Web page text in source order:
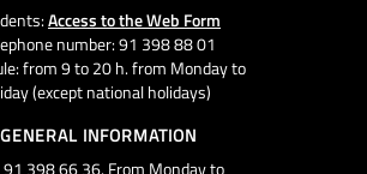
Access to the Web Form
number: 91 398 88 01
from 9 to 20 h. from Monday to
(except national holidays)
GENERAL INFORMATION
91 398 66 36. From Monday to